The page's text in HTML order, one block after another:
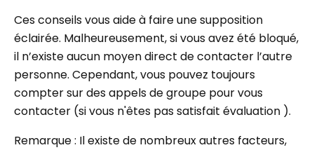
Ces conseils vous aide à faire une supposition
éclairée. Malheureusement, si vous avez été bloqué,
il n’existe aucun moyen direct de contacter l’autre
personne. Cependant, vous pouvez toujours
compter sur des appels de groupe pour vous
contacter (si vous n'êtes pas satisfait évaluation ).
Remarque : Il existe de nombreux autres facteurs,